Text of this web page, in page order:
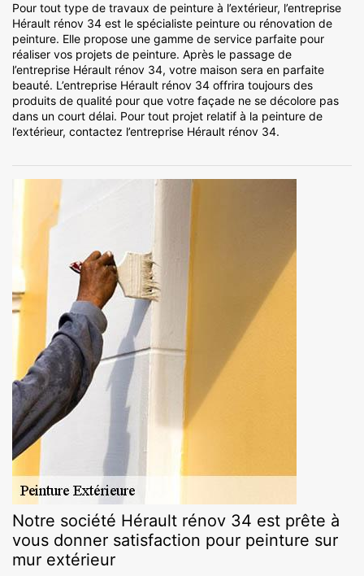
Pour tout type de travaux de peinture à l’extérieur, l’entreprise
Hérault rénov 34 est le spécialiste peinture ou rénovation de
peinture. Elle propose une gamme de service parfaite pour
réaliser vos projets de peinture. Après le passage de
l’entreprise Hérault rénov 34, votre maison sera en parfaite
beauté. L’entreprise Hérault rénov 34 offrira toujours des
produits de qualité pour que votre façade ne se décolore pas
dans un court délai. Pour tout projet relatif à la peinture de
l’extérieur, contactez l’entreprise Hérault rénov 34.
Notre société Hérault rénov 34 est prête à
vous donner satisfaction pour peinture sur
mur extérieur